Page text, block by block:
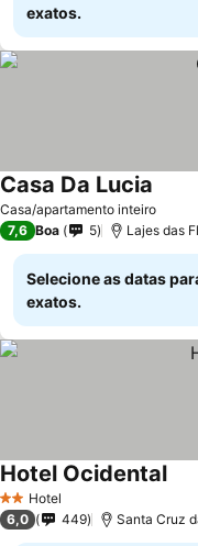
exatos.
Casa/apartamento inteiro
Casa Da Lucia
7,6 Boa 5 Lajes das
Selecione as datas
exatos.
2 Estrelas
Hotel
Hotel OcidentalVer
6,0 449 Santa Cruz